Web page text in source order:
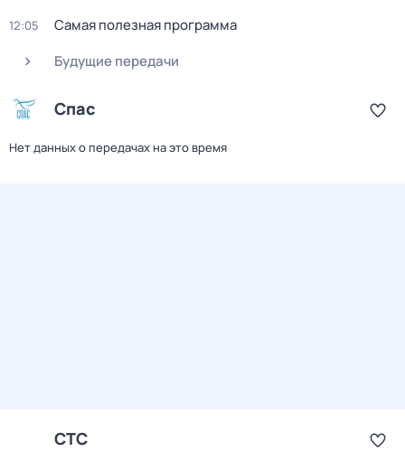
12:05
Самая полезная программа
Будущие передачи
Спас
Нет данных о передачах на это время
СТС